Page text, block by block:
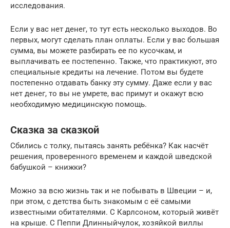
исследования.
Если у вас нет денег, то тут есть несколько выходов. Во
первых, могут сделать план оплаты. Если у вас большая
сумма, вы можете разбирать ее по кусочкам, и
выплачивать ее постепенно. Также, что практикуют, это
специальные кредиты на лечение. Потом вы будете
постепенно отдавать банку эту сумму. Даже если у вас
нет денег, то вы не умрете, вас примут и окажут всю
необходимую медицинскую помощь.
Сказка за сказкой
Сбились с толку, пытаясь занять ребёнка? Как насчёт
решения, проверенного временем и каждой шведской
бабушкой – книжки?
Можно за всю жизнь так и не побывать в Швеции – и,
при этом, с детства быть знакомым с её самыми
известными обитателями. С Карлсоном, который живёт
на крыше. С Пеппи Длинныйчулок, хозяйкой виллы